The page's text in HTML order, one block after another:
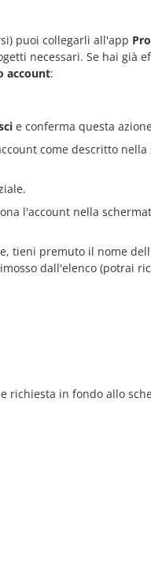
puoi collegarli all'app
necessari. Se hai già
account:
e conferma questa
come descritto nella
l'account nella
tieni premuto il nome
dall'elenco (potrai
richiesta in fondo allo